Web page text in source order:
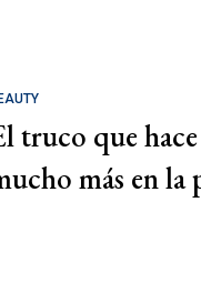
truco que
más en la